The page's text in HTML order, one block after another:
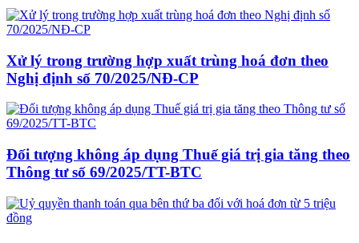
Xử lý trong trường hợp xuất trùng hoá đơn theo
Nghị định số 70/2025/NĐ-CP
Đối tượng không áp dụng Thuế giá trị gia tăng theo
Thông tư số 69/2025/TT-BTC